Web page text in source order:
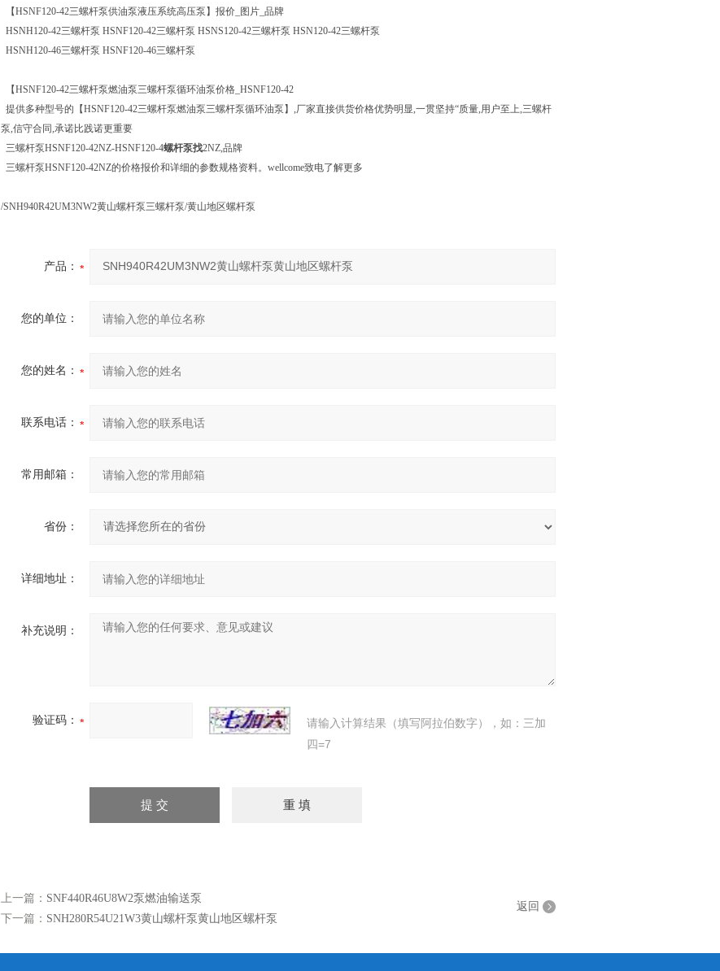
【HSNF120-42三螺杆泵供油泵液压系统高压泵】报价_图片_品牌
HSNH120-42三螺杆泵 HSNF120-42三螺杆泵 HSNS120-42三螺杆泵 HSN120-42三螺杆泵
HSNH120-46三螺杆泵 HSNF120-46三螺杆泵
【HSNF120-42三螺杆泵燃油泵三螺杆泵循环油泵价格_HSNF120-42
提供多种型号的【HSNF120-42三螺杆泵燃油泵三螺杆泵循环油泵】,厂家直接供货价格优势明显,一贯坚持“质量,用户至上,三螺杆
泵,信守合同,承诺比践诺更重要
三螺杆泵HSNF120-42NZ-HSNF120-4螺杆泵找2NZ,品牌
三螺杆泵HSNF120-42NZ的价格报价和详细的参数规格资料。wellcome致电了解更多
/SNH940R42UM3NW2黄山螺杆泵三螺杆泵/黄山地区螺杆泵
产品：
您的单位：
您的姓名：
联系电话：
常用邮箱：
省份：
详细地址：
补充说明：
验证码：
请输入计算结果（填写阿拉伯数字），如：三加
四=7
上一篇： SNF440R46U8W2泵燃油输送泵
下一篇： SNH280R54U21W3黄山螺杆泵黄山地区螺杆泵
返回